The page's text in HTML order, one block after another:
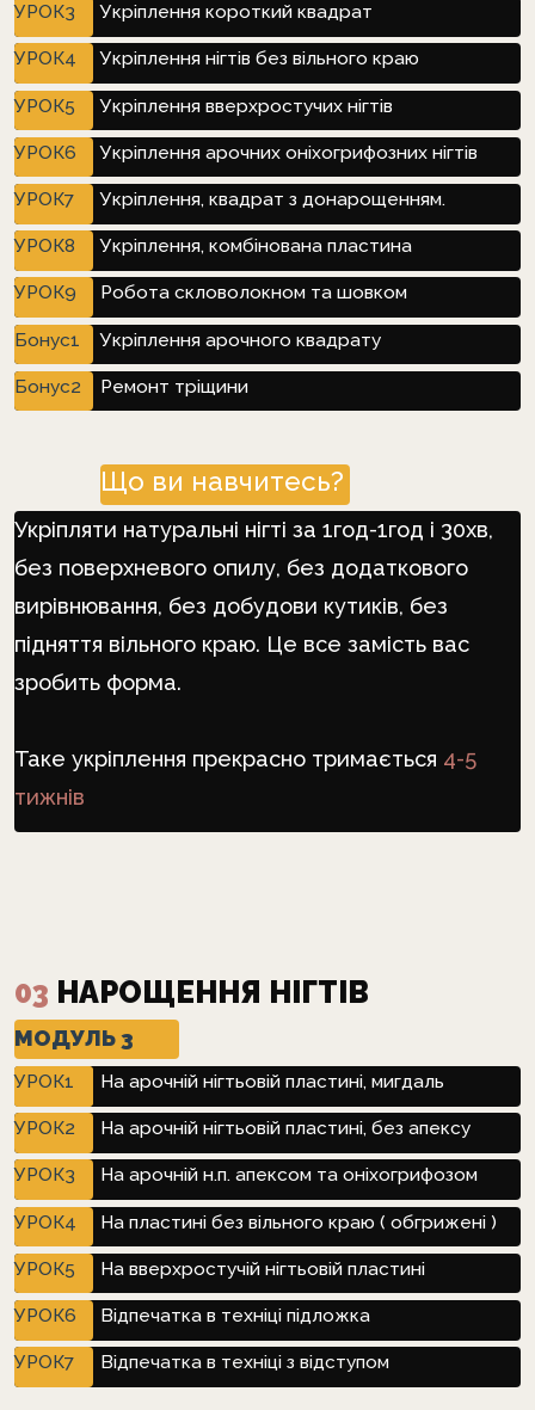
УРОК3
УРОК4
УРОК5
УРОК6
Бонус1
Бонус2
Укріплення короткий квадрат
Укріплення вверхростучих нігтів
Укріплення арочних оніхогрифозних нігтів
Укріплення нігтів без вільного краю
Ремонт тріщини
Укріплення арочного квадрату
Що ви навчитесь?
Укріпляти натуральні нігті за 1год-1год і 30хв,
без поверхневого опилу, без додаткового
вирівнювання, без добудови кутиків, без
підняття вільного краю. Це все замість вас
зробить форма.
Таке укріплення прекрасно тримається 4-5
тижнів
УРОК7
УРОК8
Укріплення, квадрат з донарощенням.
Укріплення, комбінована пластина
УРОК9 Робота скловолокном та шовком
03 НАРОЩЕННЯ НІГТІВ
МОДУЛЬ 3
УРОК1
УРОК2
УРОК3
УРОК4
УРОК5
УРОК6
УРОК7
На арочній нігтьовій пластині, мигдаль
На арочній нігтьовій пластині, без апексу
На арочній н.п. апексом та оніхогрифозом
На пластині без вільного краю ( обгрижені )
Відпечатка в техніці підложка
На вверхростучій нігтьовій пластині
Відпечатка в техніці з відступом